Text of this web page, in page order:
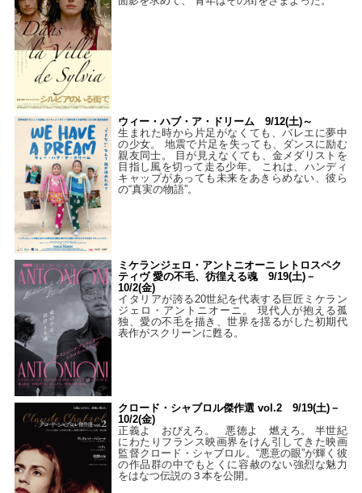
ウィー・ハブ・ア・ドリーム 9/12(土)～
生まれた時から片足がなくても、バレエに夢中
の少女。 地震で片足を失っても、ダンスに励む
親友同士。 目が見えなくても、金メダリストを
目指し風を切って走る少年。 これは、ハンディ
キャップがあっても未来をあきらめない、彼ら
の“真実の物語”。
ミケランジェロ・アントニオーニ レトロスペク
ティヴ 愛の不毛、彷徨える魂 9/19(土)－
10/2(金)
イタリアが誇る20世紀を代表する巨匠ミケラン
ジェロ・アントニオーニ。 現代人が抱える孤
独、愛の不毛を描き、世界を揺るがした初期代
表作がスクリーンに甦る。
クロード・シャブロル傑作選 vol.2 9/19(土)－
10/2(金)
正義よ おびえろ。 悪徳よ 燃えろ。 半世紀
にわたりフランス映画界をけん引してきた映画
監督クロード・シャブロル。“悪意の眼”が輝く彼
の作品群の中でもとくに容赦のない強烈な魅力
をはなつ伝説の３本を公開。